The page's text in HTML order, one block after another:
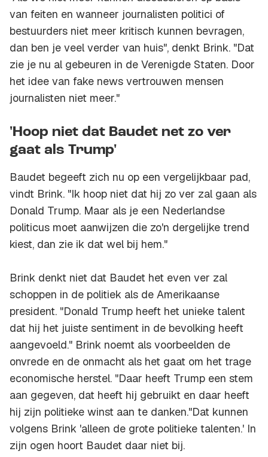
van feiten en wanneer journalisten politici of
bestuurders niet meer kritisch kunnen bevragen,
dan ben je veel verder van huis", denkt Brink. "Dat
zie je nu al gebeuren in de Verenigde Staten. Door
het idee van fake news vertrouwen mensen
journalisten niet meer."
'Hoop niet dat Baudet net zo ver
gaat als Trump'
Baudet begeeft zich nu op een vergelijkbaar pad,
vindt Brink. "Ik hoop niet dat hij zo ver zal gaan als
Donald Trump. Maar als je een Nederlandse
politicus moet aanwijzen die zo'n dergelijke trend
kiest, dan zie ik dat wel bij hem."
Brink denkt niet dat Baudet het even ver zal
schoppen in de politiek als de Amerikaanse
president. "Donald Trump heeft het unieke talent
dat hij het juiste sentiment in de bevolking heeft
aangevoeld." Brink noemt als voorbeelden de
onvrede en de onmacht als het gaat om het trage
economische herstel. "Daar heeft Trump een stem
aan gegeven, dat heeft hij gebruikt en daar heeft
hij zijn politieke winst aan te danken."Dat kunnen
volgens Brink 'alleen de grote politieke talenten.' In
zijn ogen hoort Baudet daar niet bij.